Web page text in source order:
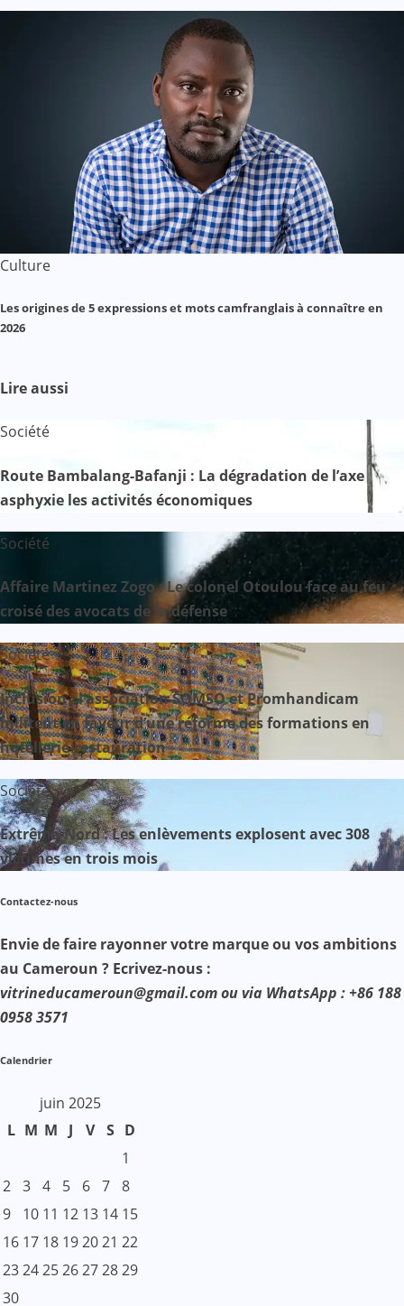
Culture
Les origines de 5 expressions et mots camfranglais à connaître en
2026
Lire aussi
Société
Route Bambalang-Bafanji : La dégradation de l’axe
asphyxie les activités économiques
Société
Affaire Martinez Zogo : Le colonel Otoulou face au feu
croisé des avocats de la défense
Société
Inclusion : l’association SOMSO et Promhandicam
militent en faveur d’une réforme des formations en
hôtellerie-restauration
Société
Extrême-Nord : Les enlèvements explosent avec 308
victimes en trois mois
Contactez-nous
Envie de faire rayonner votre marque ou vos ambitions
au Cameroun ? Ecrivez-nous :
vitrineducameroun@gmail.com ou via WhatsApp : +86 188
0958 3571
Calendrier
juin 2025
L M M J V S D
1
2 3 4 5 6 7 8
9
10 11 12 13 14 15
16 17 18 192021 22
23242526272829
30